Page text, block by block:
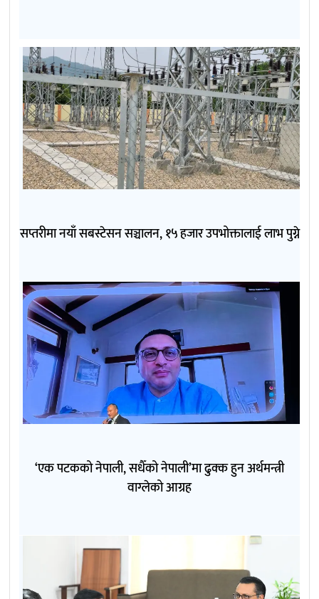
सप्तरीमा नयाँ सबस्टेसन सञ्चालन, १५ हजार उपभोक्तालाई लाभ पुग्ने
‘एक पटकको नेपाली, सधैँको नेपाली’मा ढुक्क हुन अर्थमन्त्री
वाग्लेको आग्रह